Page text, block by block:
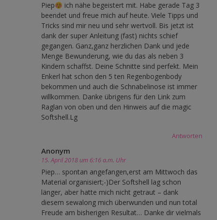
Piep
ich nähe begeistert mit. Habe gerade Tag 3
beendet und freue mich auf heute. Viele Tipps und
Tricks sind mir neu und sehr wertvoll. Bis jetzt ist
dank der super Anleitung (fast) nichts schief
gegangen. Ganz,ganz herzlichen Dank und jede
Menge Bewunderung, wie du das als neben 3
Kindern schaffst. Deine Schnitte sind perfekt. Mein
Enkerl hat schon den 5 ten Regenbogenbody
bekommen und auch die Schnabelinose ist immer
willkommen. Danke übrigens für den Link zum
Raglan von oben und den Hinweis auf die magic
Softshell.Lg
Antworten
Anonym
15. April 2018 um 6:16 a.m. Uhr
Piep… spontan angefangen,erst am Mittwoch das
Material organisiert;-)Der Softshell lag schon
länger, aber hatte mich nicht getraut – dank
diesem sewalong mich überwunden und nun total
Freude am bisherigen Resultat… Danke dir vielmals